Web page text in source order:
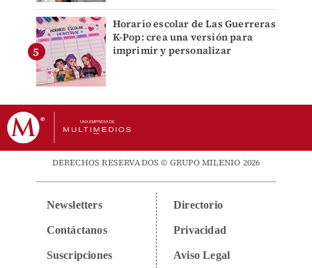
Horario escolar de Las Guerreras
K-Pop: crea una versión para
imprimir y personalizar
DERECHOS RESERVADOS © GRUPO MILENIO 2026
Newsletters
Contáctanos
Suscripciones
Directorio
Privacidad
Aviso Legal